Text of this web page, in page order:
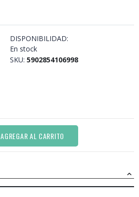
DISPONIBILIDAD:
En stock
SKU 5902854106998
AGREGAR AL CARRITO